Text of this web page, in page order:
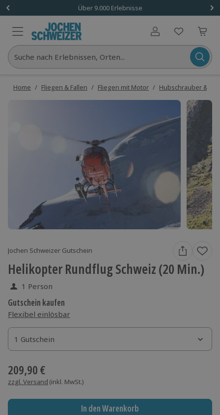
Über 9.000 Erlebnisse
Benutzerkonto
Suche nach Erlebnissen, Orten...
Home / Fliegen & Fallen / Fliegen mit Motor / Hubschrauber &
Jochen Schweizer Gutschein
Helikopter Rundflug Schweiz (20 Min.)
1 Person
Gutschein kaufen
Flexibel einlösbar
1 Gutschein
1 Gutschein
1 Gutschein
209,90 €
zzgl. Versand (inkl. MwSt.)
In den Warenkorb